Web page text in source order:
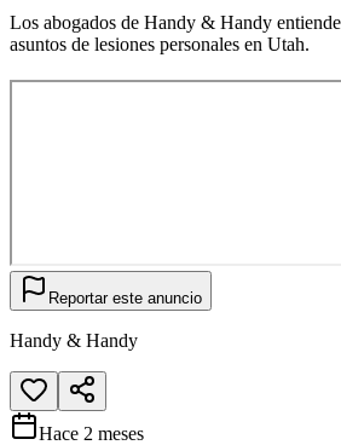
Los abogados de Handy & Handy
asuntos de lesiones personales en Utah.
Reportar este anuncio
Handy & Handy
Hace 2 meses